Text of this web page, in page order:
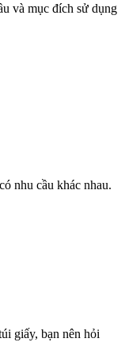
và mục đích sử dụng
nhu cầu khác nhau.
giấy, bạn nên hỏi